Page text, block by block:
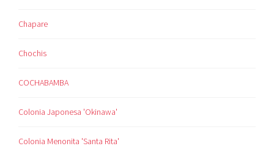
Chapare
Chochis
COCHABAMBA
Colonia Japonesa 'Okinawa'
Colonia Menonita 'Santa Rita'